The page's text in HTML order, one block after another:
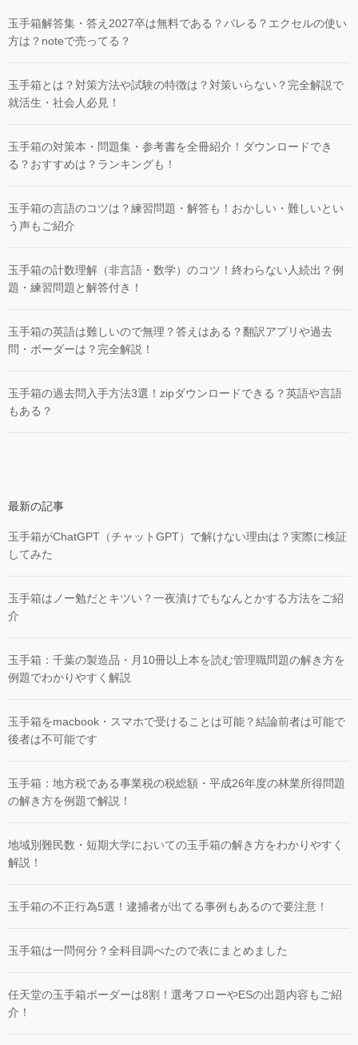
玉手箱解答集・答え2027卒は無料である？バレる？エクセルの使い
方は？noteで売ってる？
玉手箱とは？対策方法や試験の特徴は？対策いらない？完全解説で
就活生・社会人必見！
玉手箱の対策本・問題集・参考書を全冊紹介！ダウンロードでき
る？おすすめは？ランキングも！
玉手箱の言語のコツは？練習問題・解答も！おかしい・難しいとい
う声もご紹介
玉手箱の計数理解（非言語・数学）のコツ！終わらない人続出？例
題・練習問題と解答付き！
玉手箱の英語は難しいので無理？答えはある？翻訳アプリや過去
問・ボーダーは？完全解説！
玉手箱の過去問入手方法3選！zipダウンロードできる？英語や言語
もある？
最新の記事
玉手箱がChatGPT（チャットGPT）で解けない理由は？実際に検証
してみた
玉手箱はノー勉だとキツい？一夜漬けでもなんとかする方法をご紹
介
玉手箱：千葉の製造品・月10冊以上本を読む管理職問題の解き方を
例題でわかりやすく解説
玉手箱をmacbook・スマホで受けることは可能？結論前者は可能で
後者は不可能です
玉手箱：地方税である事業税の税総額・平成26年度の林業所得問題
の解き方を例題で解説！
地域別難民数・短期大学においての玉手箱の解き方をわかりやすく
解説！
玉手箱の不正行為5選！逮捕者が出てる事例もあるので要注意！
玉手箱は一問何分？全科目調べたので表にまとめました
任天堂の玉手箱ボーダーは8割！選考フローやESの出題内容もご紹
介！